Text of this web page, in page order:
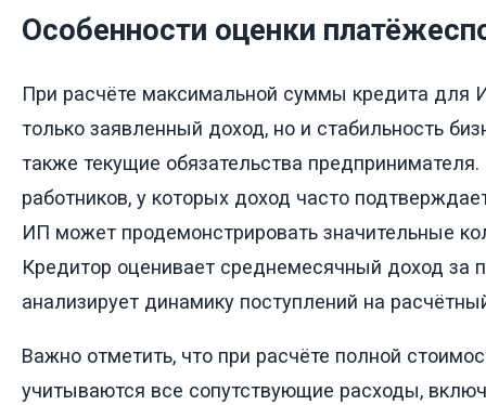
Особенности оценки
При расчёте максимальной суммы кредита для
только заявленный доход, но и стабильность
также текущие обязательства
работников, у которых доход часто
ИП может продемонстрировать значительные
Кредитор оценивает среднемесячный доход за
анализирует динамику поступлений на
Важно отметить, что при расчёте полной
учитываются все сопутствующие расходы,